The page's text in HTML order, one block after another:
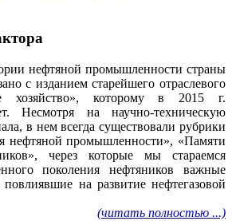
нефтяной промышленности страны
с изданием старейшего отраслевого
хозяйство», которому в 2015 г.
Несмотря на научно-техническую
в нем всегда существовали рубрики
нефтяной промышленности», «Памяти
через которые мы стараемся
поколения нефтяников важные
на развитие нефтегазовой
(читать полностью ...)